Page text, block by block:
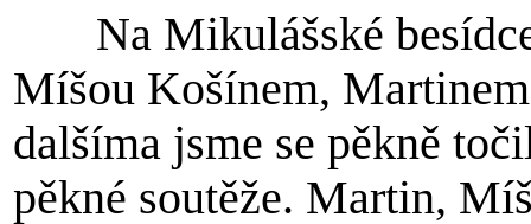
Na Mikulášské
Míšou Košínem,
dalšíma jsme se pěkně
pěkné soutěže. Martin,